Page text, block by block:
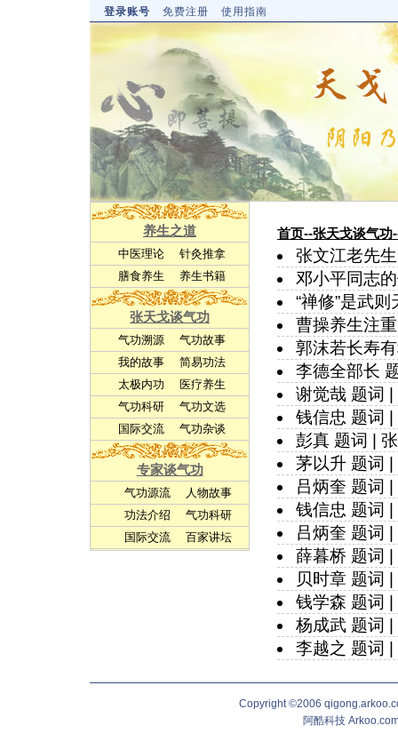
登录账号 免费注册 使用指南
养生之道
中医理论
针灸推拿
膳食养生
养生书籍
张天戈谈气功
气功溯源
气功故事
我的故事
简易功法
太极内功
医疗养生
气功科研
气功文选
国际交流
气功杂谈
专家谈气功
气功源流
人物故事
功法介绍
气功科研
国际交流
百家讲坛
首页--张天戈谈气功
张文江老先
邓小平同志
“禅修”是武
曹操养生注
郭沫若长寿
李德全部长
谢觉哉 题词
钱信忠 题词
彭真 题词
茅以升 题词
吕炳奎 题词
钱信忠 题词
吕炳奎 题词
薛暮桥 题词
贝时章 题词
钱学森 题词
杨成武 题词
李越之 题词
Copyright ©2006
阿酷科技